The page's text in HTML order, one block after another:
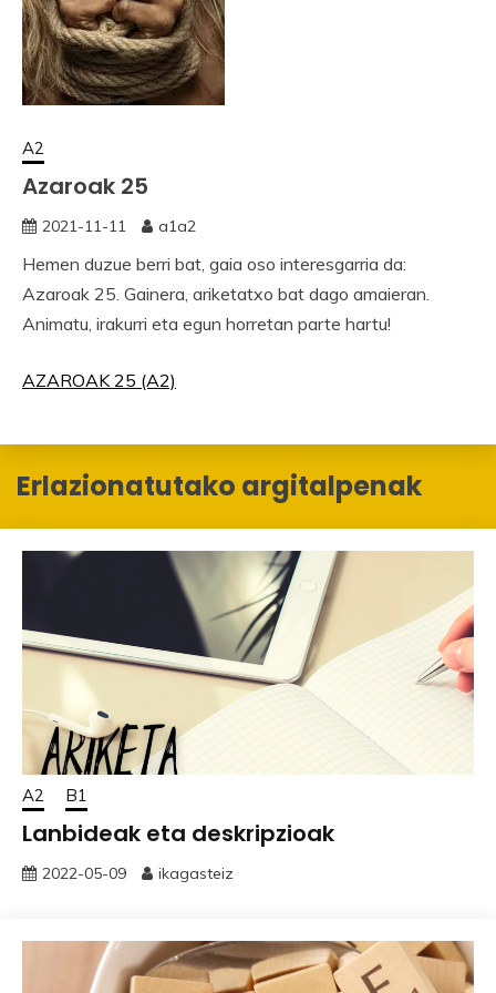
A2
Azaroak 25
2021-11-11 a1a2
Hemen duzue berri bat, gaia oso interesgarria da:
Azaroak 25. Gainera, ariketatxo bat dago amaieran.
Animatu, irakurri eta egun horretan parte hartu!
AZAROAK 25 (A2)
Erlazionatutako argitalpenak
A2 B1
Lanbideak eta deskripzioak
2022-05-09 ikagasteiz